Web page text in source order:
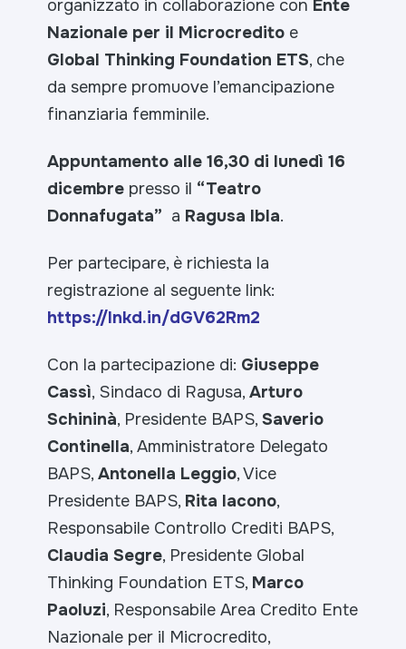
organizzato in collaborazione con Ente
Nazionale per il Microcredito e
Global Thinking Foundation ETS, che
da sempre promuove l’emancipazione
finanziaria femminile.
Appuntamento alle 16,30 di lunedì 16
dicembre presso il “Teatro
Donnafugata” a Ragusa Ibla.
Per partecipare, è richiesta la
registrazione al seguente link:
https://lnkd.in/dGV62Rm2
Con la partecipazione di: Giuseppe
Cassì, Sindaco di Ragusa,Arturo
Schininà, Presidente BAPS,Saverio
Continella, Amministratore Delegato
BAPS,Antonella Leggio, Vice
Presidente BAPS, Rita Iacono,
Responsabile Controllo Crediti BAPS,
Claudia Segre, Presidente Global
Thinking Foundation ETS, Marco
Paoluzi, Responsabile Area Credito Ente
Nazionale per il Microcredito,